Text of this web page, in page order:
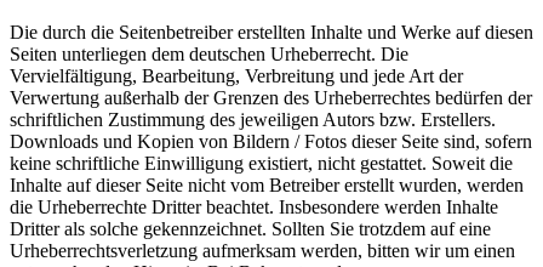
Die durch die Seitenbetreiber erstellten Inhalte und Werke auf diesen
Seiten unterliegen dem deutschen Urheberrecht. Die
Vervielfältigung, Bearbeitung, Verbreitung und jede Art der
Verwertung außerhalb der Grenzen des Urheberrechtes bedürfen der
schriftlichen Zustimmung des jeweiligen Autors bzw. Erstellers.
Downloads und Kopien von Bildern / Fotos dieser Seite sind, sofern
keine schriftliche Einwilligung existiert, nicht gestattet. Soweit die
Inhalte auf dieser Seite nicht vom Betreiber erstellt wurden, werden
die Urheberrechte Dritter beachtet. Insbesondere werden Inhalte
Dritter als solche gekennzeichnet. Sollten Sie trotzdem auf eine
Urheberrechtsverletzung aufmerksam werden, bitten wir um einen